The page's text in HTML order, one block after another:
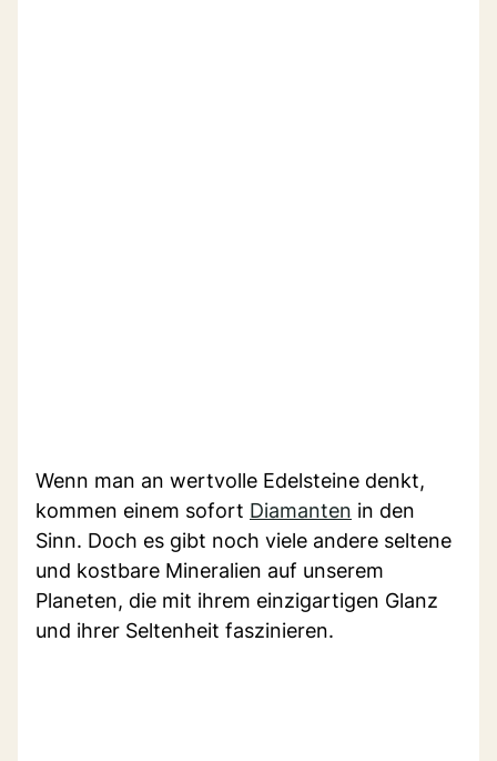
Wenn man an wertvolle Edelsteine denkt,
kommen einem sofort Diamanten in den
Sinn. Doch es gibt noch viele andere seltene
und kostbare Mineralien auf unserem
Planeten, die mit ihrem einzigartigen Glanz
und ihrer Seltenheit faszinieren.